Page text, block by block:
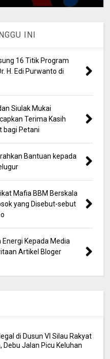
INI
16 Titik Program
H. Edi Purwanto di
Siulak Mukai
Terima Kasih
bagi Petani
Bantuan kepada
Mafia BBM Berskala
yang Disebut-sebut
Kepada Media
Artikel Bloger
di Dusun VI Silau Rakyat
Debu Jalan Picu Keluhan